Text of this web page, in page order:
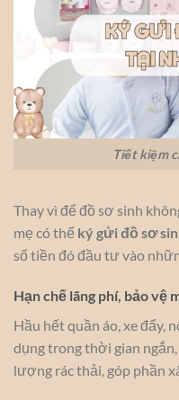
Tiết kiệm
Thay vì để đồ sơ sinh
mẹ có thể ký gửi đồ sơ
số tiền đó đầu tư vào
Hạn chế lãng phí, bảo vệ
Hầu hết quần áo, xe đẩy,
dụng trong thời gian
lượng rác thải, góp phần